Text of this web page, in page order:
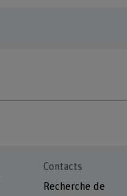
Contacts
Recherche de